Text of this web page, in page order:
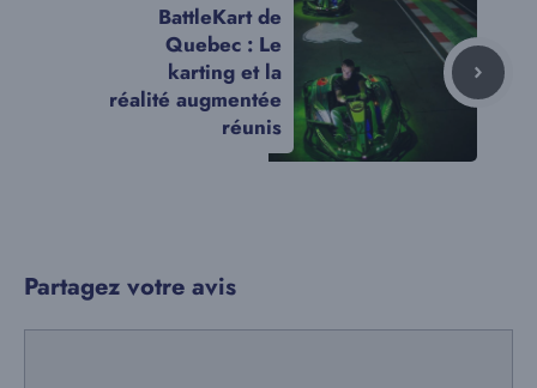
BattleKart de
Quebec : Le
karting et la
réalité augmentée
réunis
Partagez votre avis